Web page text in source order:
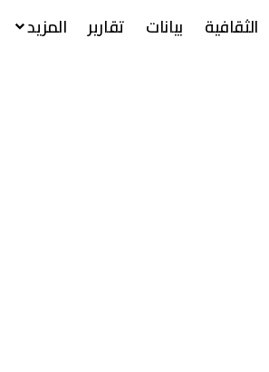
الثقافية
بيانات تقارير المزيد